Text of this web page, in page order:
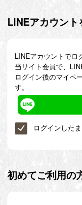
LINEアカウン
LINEアカウントでロ
当サイト会員で、
ログイン後のマイペ
す。
ログインした
初めてご利用の